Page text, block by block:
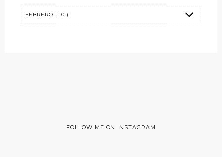
FOLLOW ME ON INSTAGRAM